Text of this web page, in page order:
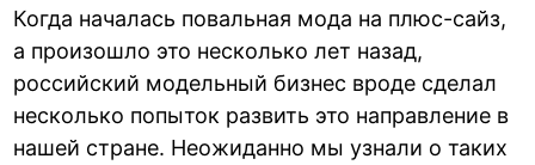
Когда началась повальная мода на плюс-сайз,
а произошло это несколько лет назад,
российский модельный бизнес вроде сделал
несколько попыток развить это направление в
нашей стране. Неожиданно мы узнали о таких